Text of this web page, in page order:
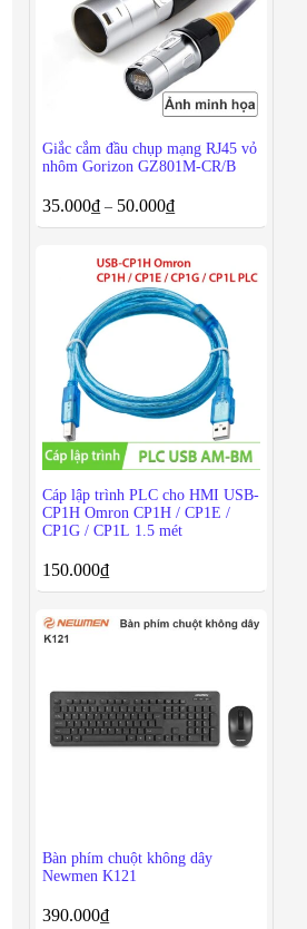
Giắc cắm đầu chụp mạng RJ45 vỏ
nhôm Gorizon GZ801M-CR/B
35.000₫ – 50.000₫
Cáp lập trình PLC cho HMI USB-
CP1H Omron CP1H / CP1E /
CP1G / CP1L 1.5 mét
150.000₫
Bàn phím chuột không dây
Newmen K121
390.000₫